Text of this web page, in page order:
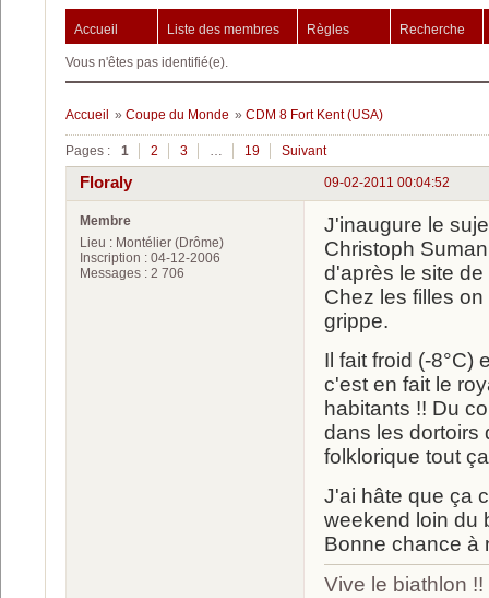
Accueil Liste des membres Règles Recherche
Vous n'êtes pas identifié(e).
Accueil » Coupe du Monde » CDM 8 Fort Kent (USA)
Pages : 1 2 3 … 19 Suivant
09-02-2011 00:04:52
Floraly
Membre
Lieu : Montélier (Drôme)
Inscription : 04-12-2006
Messages : 2 706
J'inaugure le
Christoph
d'après le site de
Chez les filles
grippe.
Il fait froid (-8°C)
c'est en fait le
habitants !! Du
dans les dortoirs
folklorique tout
J'ai hâte que ça
weekend loin du
Bonne chance à
Vive le biathlon !!